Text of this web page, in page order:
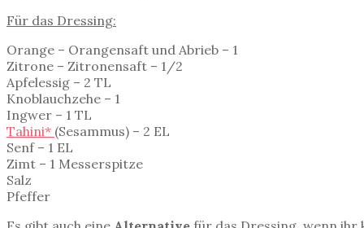
Für das Dressing:
Orange – Orangensaft und Abrieb – 1
Zitrone – Zitronensaft – 1/2
Apfelessig – 2 TL
Knoblauchzehe – 1
Ingwer – 1 TL
Tahini* (Sesammus) – 2 EL
Senf – 1 EL
Zimt – 1 Messerspitze
Salz
Pfeffer